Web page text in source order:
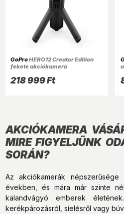
GoProHERO12 Creator Edition
fekete akciókamera
218 999 Ft
AKCIÓKAMERA
MIRE FIGYELJÜNK
SORÁN?
Az akciókamerák
években, és mára már szinte
kalandvágyó emberek
kerékpározásról, síelésről vagy